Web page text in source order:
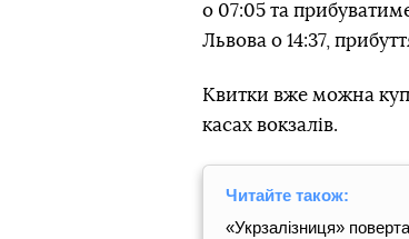
о 07:05 та
Львова о 14:37,
Квитки вже можна
касах вокзалів.
Читайте також:
«Укрзалізниця»